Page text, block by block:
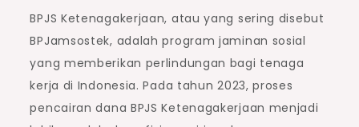
BPJS Ketenagakerjaan, atau yang sering disebut
BPJamsostek, adalah program jaminan sosial
yang memberikan perlindungan bagi tenaga
kerja di Indonesia. Pada tahun 2023, proses
pencairan dana BPJS Ketenagakerjaan menjadi